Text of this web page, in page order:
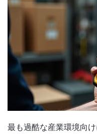
最も過酷な産業環境向